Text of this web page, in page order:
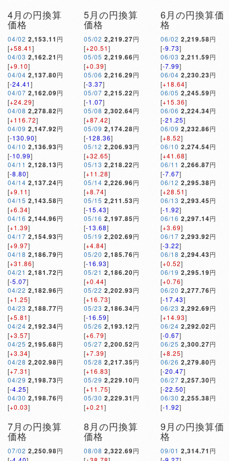
4月の円換算
価格
04/02 2,153.11 円
[+58.41]
04/03 2,162.21 円
[+9.10]
04/04 2,137.80円
[-24.41]
04/07 2,162.09円
[+24.29]
04/08 2,278.82円
[+116.72]
04/09 2,147.92円
[-130.90]
04/10 2,136.93円
[-10.99]
04/11 2,128.13円
[-8.80]
04/14 2,137.24円
[+9.11]
04/15 2,143.58円
[+6.34]
04/16 2,144.96円
[+1.39]
04/17 2,154.93円
[+9.97]
04/18 2,186.79円
[+31.86]
04/21 2,181.72円
[-5.07]
04/22 2,182.96円
[+1.25]
04/23 2,188.77円
[+5.81]
04/24 2,192.34円
[+3.57]
04/25 2,195.68円
[+3.34]
04/28 2,202.98円
[+7.31]
04/29 2,198.73円
[-4.25]
04/30 2,198.76円
[+0.03]
5月の円換算
価格
05/02 2,219.27円
[+20.51]
05/05 2,219.66円
[+0.39]
05/06 2,216.29円
[-3.37]
05/07 2,215.22円
[-1.07]
05/08 2,302.64円
[+87.42]
05/09 2,174.28円
[-128.36]
05/12 2,206.93円
[+32.65]
05/13 2,218.22円
[+11.28]
05/14 2,226.96円
[+8.74]
05/15 2,211.53円
[-15.43]
05/16 2,197.85円
[-13.68]
05/19 2,202.69円
[+4.84]
05/20 2,185.76円
[-16.93]
05/21 2,186.20円
[+0.44]
05/22 2,202.93円
[+16.73]
05/23 2,186.34円
[-16.59]
05/26 2,193.12円
[+6.79]
05/27 2,200.52円
[+7.39]
05/28 2,217.35円
[+16.83]
05/29 2,229.10円
[+11.75]
05/30 2,229.31 円
[+0.21]
6月の円換算価
格
06/02 2,219.58円
[-9.73]
06/03 2,211.59円
[-7.99]
06/04 2,230.23円
[+18.64]
06/05 2,245.59円
[+15.36]
06/06 2,224.34円
[-21.25]
06/09 2,232.86円
[+8.52]
06/10 2,274.54円
[+41.68]
06/11 2,266.87円
[-7.67]
06/12 2,295.38円
[+28.51]
06/13 2,293.45円
[-1.92]
06/16 2,297.14円
[+3.69]
06/17 2,293.92円
[-3.22]
06/18 2,294.43円
[+0.52]
06/19 2,295.19円
[+0.76]
06/20 2,277.76円
[-17.43]
06/23 2,292.69円
[+14.93]
06/24 2,292.02円
[-0.67]
06/25 2,300.27円
[+8.25]
06/26 2,279.80円
[-20.47]
06/27 2,257.30円
[-22.50]
06/30 2,255.38円
[-1.92]
7月の円換算
価格
07/02 2,250.98円
8月の円換算
価格
08/08 2,322.69円
9月の円換算価
格
09/01 2,314.71 円